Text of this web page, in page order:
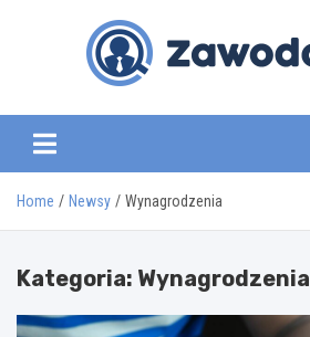
zawodowa.pl
Home Newsy Wynagrodzenia
Kategoria: Wynagrodzenia